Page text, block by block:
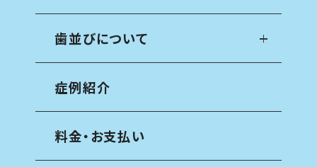
歯並びについて
症例紹介
料金・お支払い